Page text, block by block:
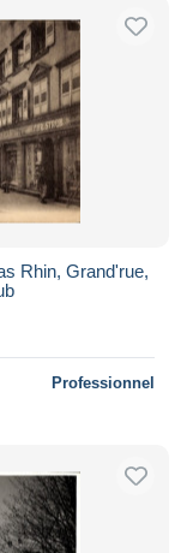
Rhin, Grand'rue,
Professionnel